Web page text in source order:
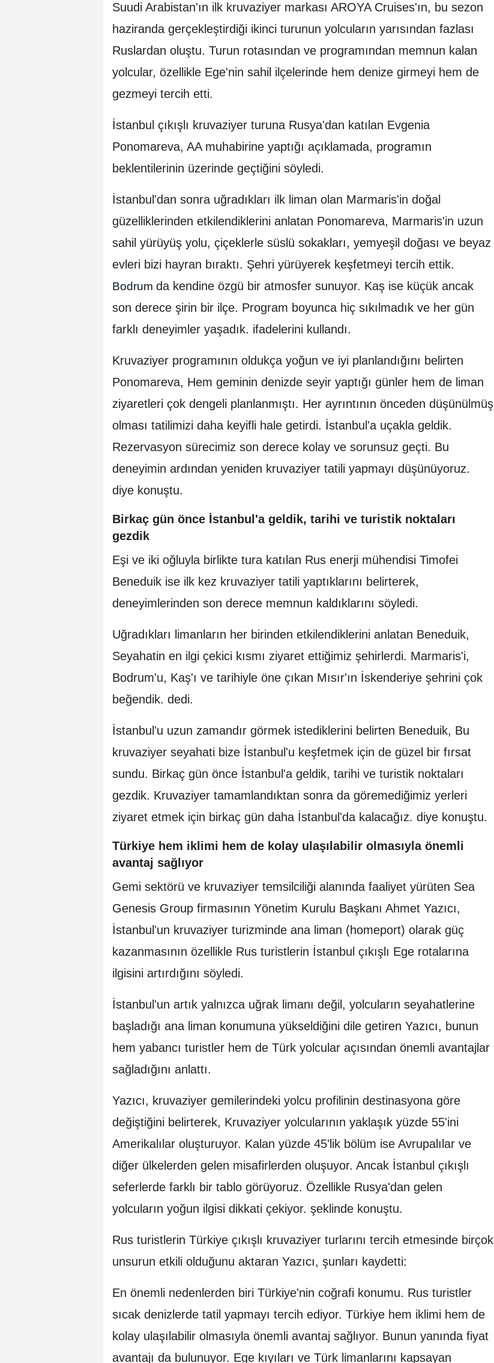
Suudi Arabistan'ın ilk kruvaziyer markası AROYA Cruises'ın, bu sezon
haziranda gerçekleştirdiği ikinci turunun yolcuların yarısından fazlası
Ruslardan oluştu. Turun rotasından ve programından memnun kalan
yolcular, özellikle Ege'nin sahil ilçelerinde hem denize girmeyi hem de
gezmeyi tercih etti.
İstanbul çıkışlı kruvaziyer turuna Rusya'dan katılan Evgenia
Ponomareva, AA muhabirine yaptığı açıklamada, programın
beklentilerinin üzerinde geçtiğini söyledi.
İstanbul'dan sonra uğradıkları ilk liman olan Marmaris'in doğal
güzelliklerinden etkilendiklerini anlatan Ponomareva, Marmaris'in uzun
sahil yürüyüş yolu, çiçeklerle süslü sokakları, yemyeşil doğası ve beyaz
evleri bizi hayran bıraktı. Şehri yürüyerek keşfetmeyi tercih ettik.
Bodrum da kendine özgü bir atmosfer sunuyor. Kaş ise küçük ancak
son derece şirin bir ilçe. Program boyunca hiç sıkılmadık ve her gün
farklı deneyimler yaşadık. ifadelerini kullandı.
Kruvaziyer programının oldukça yoğun ve iyi planlandığını belirten
Ponomareva, Hem geminin denizde seyir yaptığı günler hem de liman
ziyaretleri çok dengeli planlanmıştı. Her ayrıntının önceden düşünülmüş
olması tatilimizi daha keyifli hale getirdi. İstanbul'a uçakla geldik.
Rezervasyon sürecimiz son derece kolay ve sorunsuz geçti. Bu
deneyimin ardından yeniden kruvaziyer tatili yapmayı düşünüyoruz.
diye konuştu.
Birkaç gün önce İstanbul'a geldik, tarihi ve turistik noktaları
gezdik
Eşi ve iki oğluyla birlikte tura katılan Rus enerji mühendisi Timofei
Beneduik ise ilk kez kruvaziyer tatili yaptıklarını belirterek,
deneyimlerinden son derece memnun kaldıklarını söyledi.
Uğradıkları limanların her birinden etkilendiklerini anlatan Beneduik,
Seyahatin en ilgi çekici kısmı ziyaret ettiğimiz şehirlerdi. Marmaris'i,
Bodrum'u, Kaş'ı ve tarihiyle öne çıkan Mısır'ın İskenderiye şehrini çok
beğendik. dedi.
İstanbul'u uzun zamandır görmek istediklerini belirten Beneduik, Bu
kruvaziyer seyahati bize İstanbul'u keşfetmek için de güzel bir fırsat
sundu. Birkaç gün önce İstanbul'a geldik, tarihi ve turistik noktaları
gezdik. Kruvaziyer tamamlandıktan sonra da göremediğimiz yerleri
ziyaret etmek için birkaç gün daha İstanbul'da kalacağız. diye konuştu.
Türkiye hem iklimi hem de kolay ulaşılabilir olmasıyla önemli
avantaj sağlıyor
Gemi sektörü ve kruvaziyer temsilciliği alanında faaliyet yürüten Sea
Genesis Group firmasının Yönetim Kurulu Başkanı Ahmet Yazıcı,
İstanbul'un kruvaziyer turizminde ana liman (homeport) olarak güç
kazanmasının özellikle Rus turistlerin İstanbul çıkışlı Ege rotalarına
ilgisini artırdığını söyledi.
İstanbul'un artık yalnızca uğrak limanı değil, yolcuların seyahatlerine
başladığı ana liman konumuna yükseldiğini dile getiren Yazıcı, bunun
hem yabancı turistler hem de Türk yolcular açısından önemli avantajlar
sağladığını anlattı.
Yazıcı, kruvaziyer gemilerindeki yolcu profilinin destinasyona göre
değiştiğini belirterek, Kruvaziyer yolcularının yaklaşık yüzde 55'ini
Amerikalılar oluşturuyor. Kalan yüzde 45'lik bölüm ise Avrupalılar ve
diğer ülkelerden gelen misafirlerden oluşuyor. Ancak İstanbul çıkışlı
seferlerde farklı bir tablo görüyoruz. Özellikle Rusya'dan gelen
yolcuların yoğun ilgisi dikkati çekiyor. şeklinde konuştu.
Rus turistlerin Türkiye çıkışlı kruvaziyer turlarını tercih etmesinde birçok
unsurun etkili olduğunu aktaran Yazıcı, şunları kaydetti:
En önemli nedenlerden biri Türkiye'nin coğrafi konumu. Rus turistler
sıcak denizlerde tatil yapmayı tercih ediyor. Türkiye hem iklimi hem de
kolay ulaşılabilir olmasıyla önemli avantaj sağlıyor. Bunun yanında fiyat
avantajı da bulunuyor. Ege kıyıları ve Türk limanlarını kapsayan